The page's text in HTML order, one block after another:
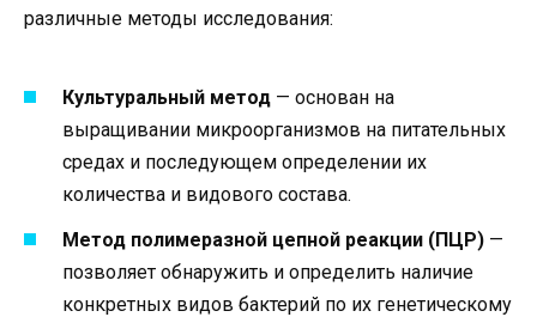
различные методы исследования:
Культуральный метод — основан на
выращивании микроорганизмов на питательных
средах и последующем определении их
количества и видового состава.
Метод полимеразной цепной реакции (ПЦР) —
позволяет обнаружить и определить наличие
конкретных видов бактерий по их генетическому